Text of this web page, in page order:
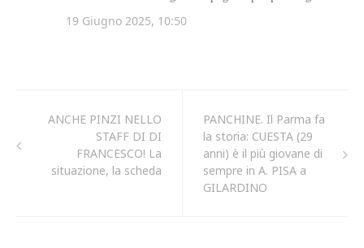
ANCHE PINZI NELLO
STAFF DI DI
FRANCESCO! La
situazione, la scheda
PANCHINE. Il Parma fa
la storia: CUESTA (29
anni) è il più giovane di
sempre in A. PISA a
GILARDINO